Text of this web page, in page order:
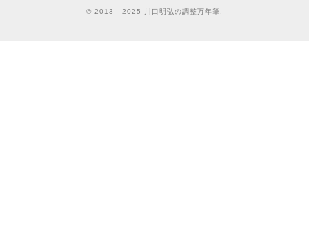
© 2013 - 2025 川口明弘の調整万年筆.